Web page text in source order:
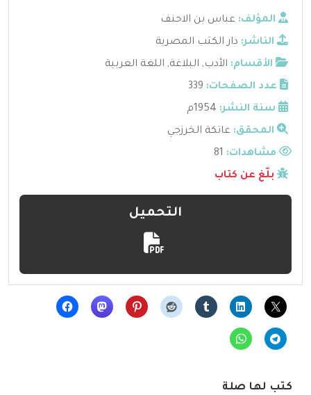
المؤلف: عباس بن الاحنف
الناشر: دار الكتب المصرية
الأقسام: الأدب, البلاغة, اللغة العربية
عدد الصفحات: 339
سنة النشر: 1954م
المحقق: عاتكة الخرزجي
مشاهدات:
بلّغ عن كتاب
التحميل
كتب لها صلة